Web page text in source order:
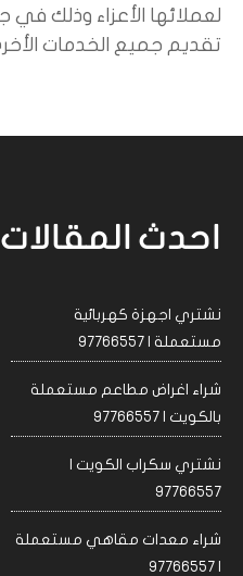
لعملائها الأعزاء وذلك
تقديم جميع الخدمات
احدث المقالات
نشتري اجهزة كهربائية
مستعملة | 97766557
شراء اغراض مطاعم مستعملة
بالكويت | 97766557
نشتري سكراب الكويت |
97766557
شراء معدات مقاهي مستعملة
| 97766557